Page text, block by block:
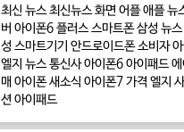
최신 뉴스최신뉴스화면어플애플 뉴
버 아이폰6 플러스스마트폰삼성 뉴스
성 스마트기기 안드로이드폰소비자
엘지 뉴스통신사아이폰6아이패드
매 아이폰 새소식 아이폰7가격 엘지
션아이패드